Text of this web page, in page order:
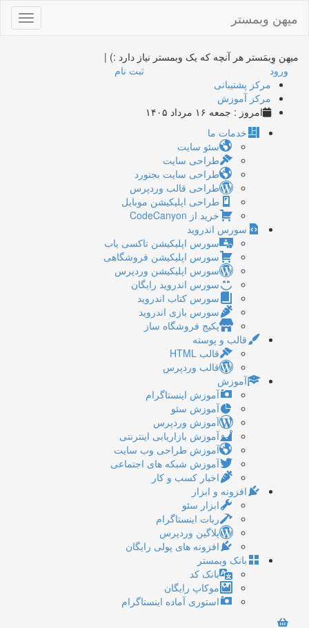
میهن وبمستر
میهن وِبمَستر هر آنچه که یک وبمستر نیاز دارد :) |
ورود
ثبت نام
مرکز پشتیبانی
مرکز آموزش
امروز : جمعه ۱۶ مرداد ۱۴۰۵
خدمات ما
سئو سایت
طراحی سایت
طراحی سایت بجنورد
طراحی قالب وردپرس
طراحی اپلیکیشن موبایل
خرید از CodeCanyon
سورس اندروید
سورس اپلیکیشن تاکسی یاب
سورس اپلیکیشن فروشگاهی
سورس اپلیکیشن وردپرس
سورس اندروید رایگان
سورس کتاب اندروید
سورس بازی اندروید
پکیج فروشگاه ساز
قالب و پوسته
قالب HTML
قالب وردپرس
آموزش
آموزش اینستاگرام
آموزش سئو
آموزش وردپرس
آموزش بازاریابی اینترنتی
آموزش طراحی وب سایت
آموزش شبکه های اجتماعی
اخبار کسب و کار
افزونه و ابزار
ابزار سئو
ربات اینستاگرام
پلاگین وردپرس
افزونه های پولی رایگان
بانک وبمستر
بانک کد
موکاپ رایگان
استوری آماده اینستاگرام